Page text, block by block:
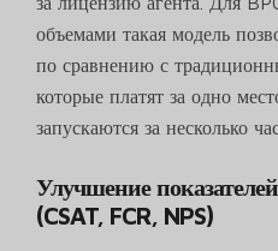
объемами такая модель
по сравнению с
которые платят за одно
запускаются за несколько
Улучшение
(CSAT, FCR, NPS)